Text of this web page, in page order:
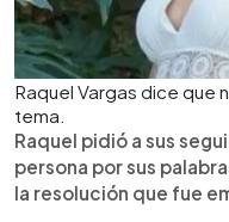
Raquel Vargas dice que
tema.
Raquel pidió a sus
persona por sus
la resolución que fue